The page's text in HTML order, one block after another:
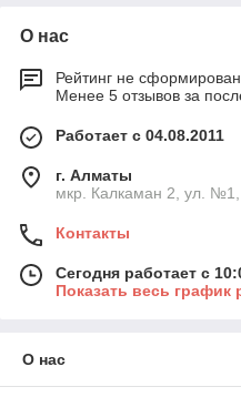
О нас
Рейтинг не сформирован
Менее 5 отзывов за
Работает с 04.08.2011
г. Алматы
мкр. Калкаман 2, ул.
Контакты
Сегодня работает с
Показать весь график
О нас